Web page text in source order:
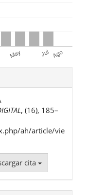
, (16), 185–
ah/article/vie
cita